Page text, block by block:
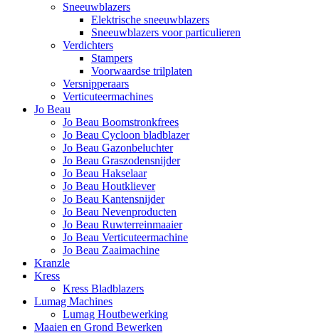
Sneeuwblazers
Elektrische sneeuwblazers
Sneeuwblazers voor particulieren
Verdichters
Stampers
Voorwaardse trilplaten
Versnipperaars
Verticuteermachines
Jo Beau
Jo Beau Boomstronkfrees
Jo Beau Cycloon bladblazer
Jo Beau Gazonbeluchter
Jo Beau Graszodensnijder
Jo Beau Hakselaar
Jo Beau Houtkliever
Jo Beau Kantensnijder
Jo Beau Nevenproducten
Jo Beau Ruwterreinmaaier
Jo Beau Verticuteermachine
Jo Beau Zaaimachine
Kranzle
Kress
Kress Bladblazers
Lumag Machines
Lumag Houtbewerking
Maaien en Grond Bewerken